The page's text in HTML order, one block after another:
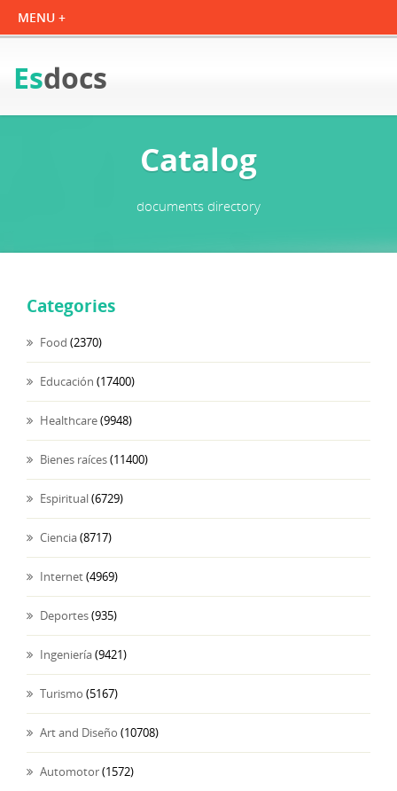
Esdocs
Catalog
documents directory
Categories
Food (2370)
Educación (17400)
Healthcare(9948)
Bienes raíces(11400)
Espiritual(6729)
Ciencia(8717)
Internet(4969)
Deportes(935)
Ingeniería(9421)
Turismo (5167)
Art and Diseño (10708)
Automotor(1572)